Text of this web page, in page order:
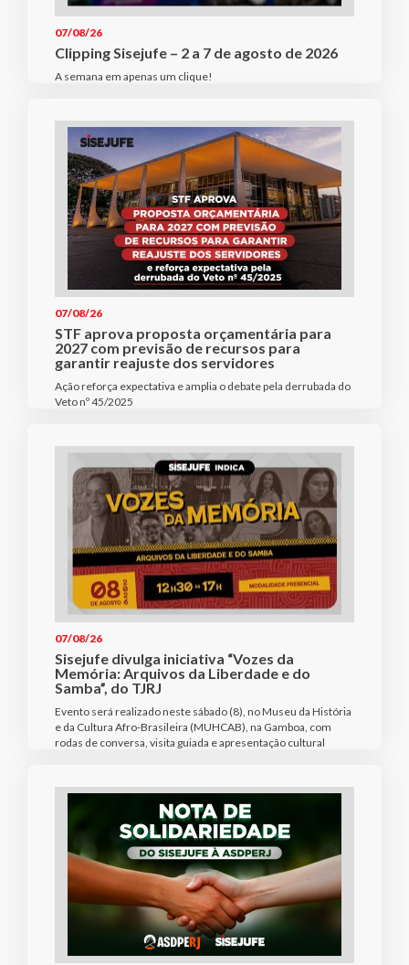
07/08/26
Clipping Sisejufe – 2 a 7 de agosto de 2026
A semana em apenas um clique!
07/08/26
STF aprova proposta orçamentária para
2027 com previsão de recursos para
garantir reajuste dos servidores
Ação reforça expectativa e amplia o debate pela derrubada do
Veto nº 45/2025
07/08/26
Sisejufe divulga iniciativa “Vozes da
Memória: Arquivos da Liberdade e do
Samba”, do TJRJ
Evento será realizado neste sábado (8), no Museu da História
e da Cultura Afro-Brasileira (MUHCAB), na Gamboa, com
rodas de conversa, visita guiada e apresentação cultural